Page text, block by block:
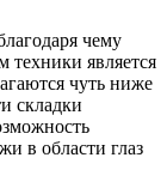
чему
техники является
чуть ниже
складки
в области глаз